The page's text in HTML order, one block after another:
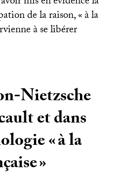
de la raison, «à la
à se libérer
Nietzsche
et dans
«à la
»